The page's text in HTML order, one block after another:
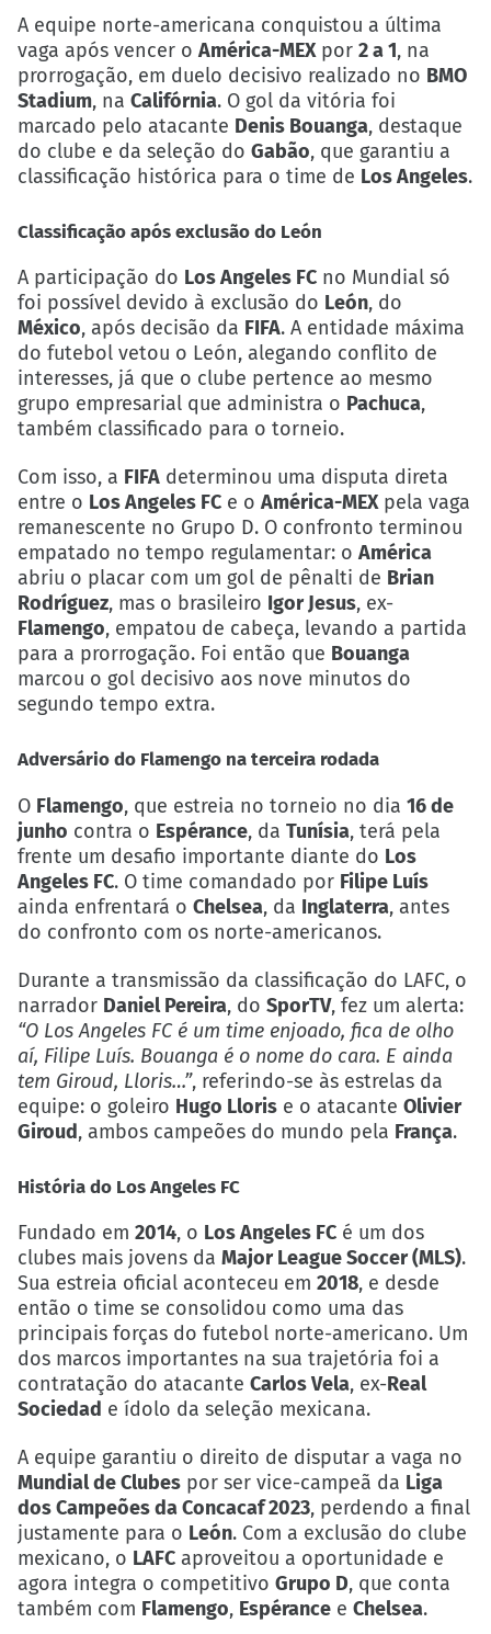
A equipe norte-americana conquistou a última
vaga após vencer o América-MEXpor 2 a 1, na
prorrogação, em duelo decisivo realizado no BMO
Stadium, na Califórnia. O gol da vitória foi
marcado pelo atacante Denis Bouanga, destaque
do clube e da seleção do Gabão, que garantiu a
classificação histórica para o time de Los Angeles.
Classificação após exclusão do León
A participação do Los Angeles FC no Mundial só
foi possível devido à exclusão do León, do
México, após decisão da FIFA. A entidade máxima
do futebol vetou o León, alegando conflito de
interesses, já que o clube pertence ao mesmo
grupo empresarial que administra o Pachuca,
também classificado para o torneio.
Com isso, a FIFA determinou uma disputa direta
entre o Los Angeles FC e o América-MEXpela vaga
remanescente no Grupo D. O confronto terminou
empatado no tempo regulamentar: o América
abriu o placar com um gol de pênalti de Brian
Rodríguez, mas o brasileiro Igor Jesus, ex-
Flamengo, empatou de cabeça, levando a partida
para a prorrogação. Foi então que Bouanga
marcou o gol decisivo aos nove minutos do
segundo tempo extra.
Adversário do Flamengo na terceira rodada
O Flamengo, que estreia no torneio no dia 16 de
junho contra o Espérance, da Tunísia, terá pela
frente um desafio importante diante do Los
Angeles FC. O time comandado por Filipe Luís
ainda enfrentará o Chelsea, da Inglaterra, antes
do confronto com os norte-americanos.
Durante a transmissão da classificação do LAFC, o
narrador Daniel Pereira, do SporTV, fez um alerta:
“O Los Angeles FC é um time enjoado, fica de olho
aí, Filipe Luís. Bouanga é o nome do cara. E ainda
tem Giroud, Lloris…”, referindo-se às estrelas da
equipe: o goleiro Hugo Lloris e o atacante Olivier
Giroud, ambos campeões do mundo pela França.
História do Los Angeles FC
Fundado em 2014, o Los Angeles FC é um dos
clubes mais jovens da Major League Soccer (MLS).
Sua estreia oficial aconteceu em 2018, e desde
então o time se consolidou como uma das
principais forças do futebol norte-americano. Um
dos marcos importantes na sua trajetória foi a
contratação do atacante Carlos Vela, ex-Real
Sociedad e ídolo da seleção mexicana.
A equipe garantiu o direito de disputar a vaga no
Mundial de Clubes por ser vice-campeã da Liga
dos Campeões da Concacaf 2023, perdendo a final
justamente para o León. Com a exclusão do clube
mexicano, o LAFC aproveitou a oportunidade e
agora integra o competitivo Grupo D, que conta
também com Flamengo, Espérance e Chelsea.